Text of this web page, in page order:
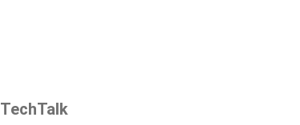
TechTalk